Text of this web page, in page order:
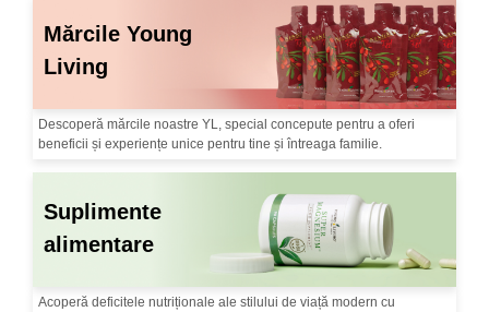
Mărcile Young
Living
Descoperă mărcile noastre YL, special concepute pentru a oferi
beneficii și experiențe unice pentru tine și întreaga familie.
Suplimente
alimentare
Acoperă deficitele nutriționale ale stilului de viață modern cu